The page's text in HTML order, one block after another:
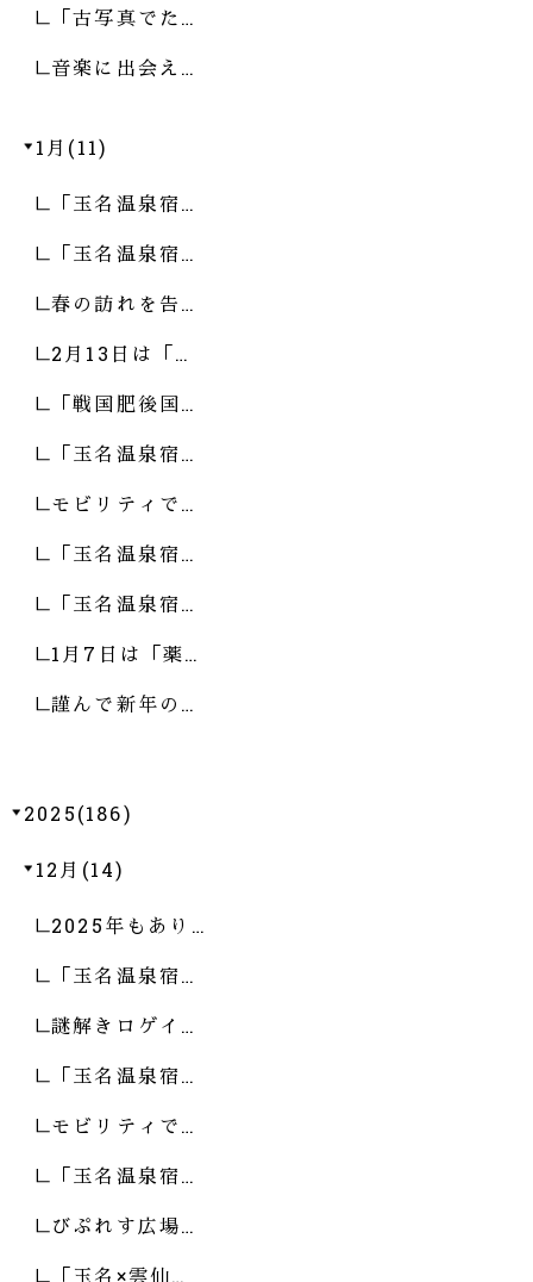
「古写真でた…
音楽に出会え…
1月(11)
「玉名温泉宿…
「玉名温泉宿…
春の訪れを告…
2月13日は「…
「戦国肥後国…
「玉名温泉宿…
モビリティで…
「玉名温泉宿…
「玉名温泉宿…
1月7日は「薬…
謹んで新年の…
2025(186)
12月(14)
2025年もあり…
「玉名温泉宿…
謎解きロゲイ…
「玉名温泉宿…
モビリティで…
「玉名温泉宿…
びぷれす広場…
「玉名×雲仙…